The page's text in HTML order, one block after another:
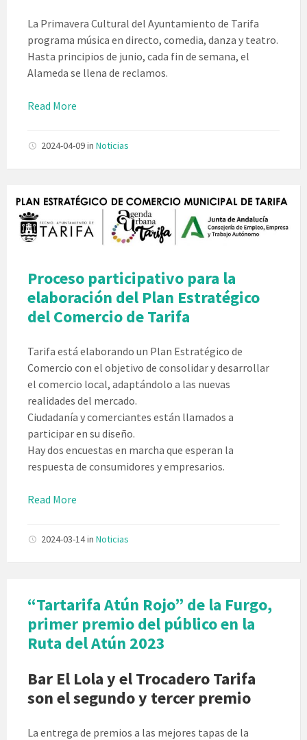
La Primavera Cultural del Ayuntamiento de Tarifa
programa música en directo, comedia, danza y teatro.
Hasta principios de junio, cada fin de semana, el
Alameda se llena de reclamos.
Read More
2024-04-09in Noticias
Proceso participativo para la
elaboración del Plan Estratégico
del Comercio de Tarifa
Tarifa está elaborando un Plan Estratégico de
Comercio con el objetivo de consolidar y desarrollar
el comercio local, adaptándolo a las nuevas
realidades del mercado.
Ciudadanía y comerciantes están llamados a
participar en su diseño.
Hay dos encuestas en marcha que esperan la
respuesta de consumidores y empresarios.
Read More
2024-03-14in Noticias
“Tartarifa Atún Rojo” de la Furgo,
primer premio del público en la
Ruta del Atún 2023
Bar El Lola y el Trocadero Tarifa
son el segundo y tercer premio
La entrega de premios a las mejores tapas de la